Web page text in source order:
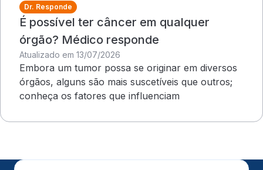
Dr. Responde
É possível ter câncer em qualquer
órgão? Médico responde
Atualizado em 13/07/2026
Embora um tumor possa se originar em diversos
órgãos, alguns são mais suscetíveis que outros;
conheça os fatores que influenciam